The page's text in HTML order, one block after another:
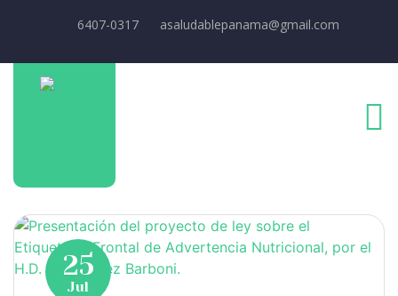
6407-0317 asaludablepanama@gmail.com
25
Jul